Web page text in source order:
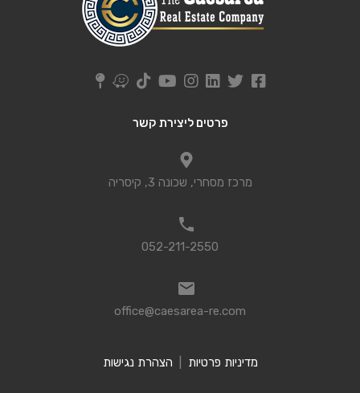
פרטים ליצירת קשר
מרכז מסחרי, שכונה 3, קיסריה
052-211-2550
office@caesarea-re.com
מדיניות פרטיות הצהרת נגישות